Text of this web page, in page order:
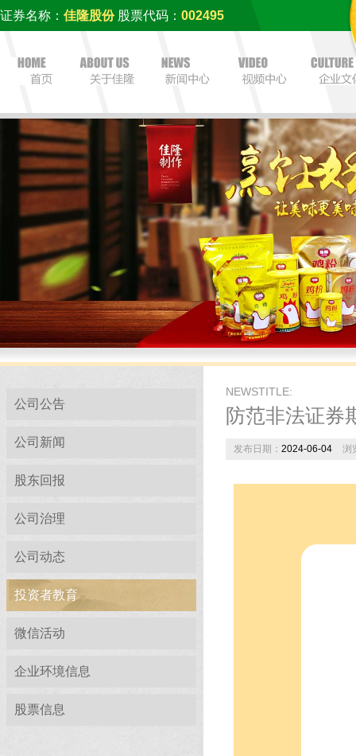
证券名称： 佳隆股份股票代码： 002495
公司公告
公司新闻
股东回报
公司治理
公司动态
投资者教育
微信活动
企业环境信息
股票信息
NEWSTITLE:
防范非法证券
发布日期： 2024-06-04 浏